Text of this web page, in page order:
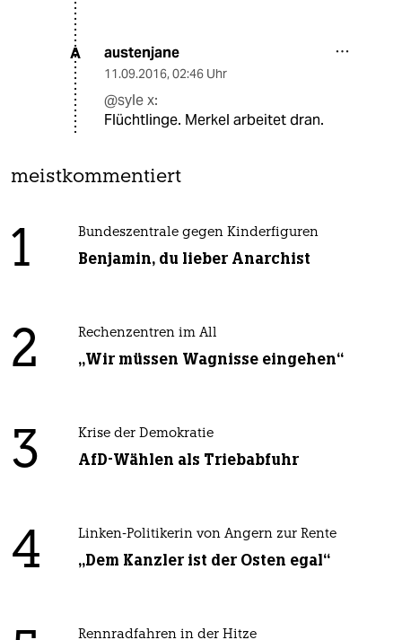
A austenjane
11.09.2016, 02:46 Uhr
@syle x:
Flüchtlinge. Merkel arbeitet dran.
meistkommentiert
1 Bundeszentrale gegen Kinderfiguren
Benjamin, du lieber Anarchist
2 Rechenzentren im All
„Wir müssen Wagnisse eingehen“
3 Krise der Demokratie
AfD-Wählen als Triebabfuhr
4 Linken-Politikerin von Angern zur Rente
„Dem Kanzler ist der Osten egal“
Rennradfahren in der Hitze